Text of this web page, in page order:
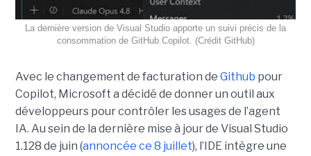
La dernière version de Visual Studio apporte un suivi précis de la
consommation de GitHub Copilot. (Crédit GitHub)
Avec le changement de facturation de Github pour
Copilot, Microsoft a décidé de donner un outil aux
développeurs pour contrôler les usages de l’agent
IA. Au sein de la dernière mise à jour de Visual Studio
1.128 de juin (annoncée ce 8 juillet), l’IDE intègre une